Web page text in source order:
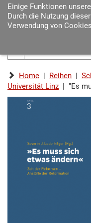
Einige Funktionen
Durch die Nutzung
Verwendung von
Home | Reihen |
Universität Linz | "Es